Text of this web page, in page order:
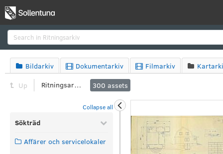
 Bildarkiv  Dokumentarkiv  Filmarkiv 
Up Ritningsarkiv 300 assets
Collapse all
Sökträd
Affärer och servicelokaler